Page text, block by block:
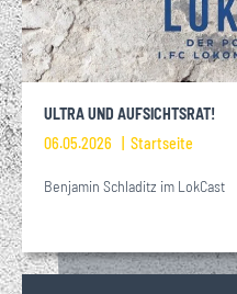
ULTRA UND AUFSICHTSRAT!
06.05.2026
Startseite
Benjamin Schladitz im LokCast